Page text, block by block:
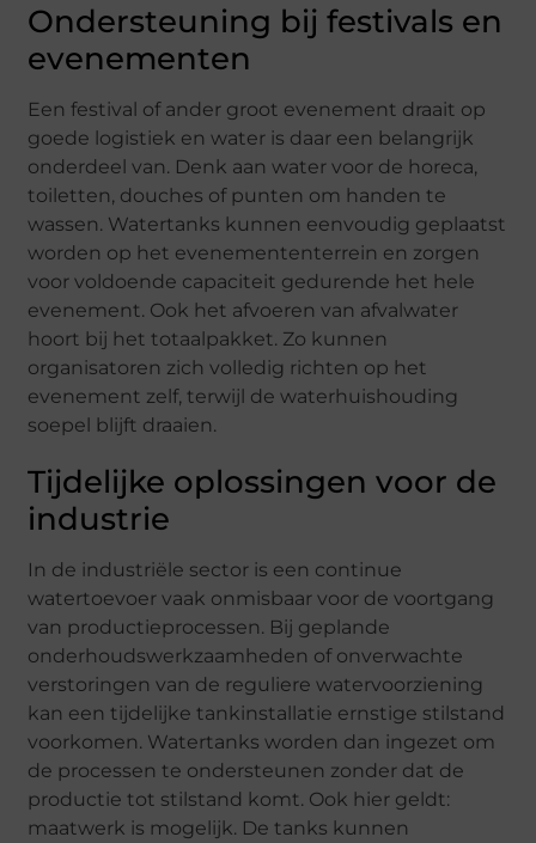
Ondersteuning bij festivals en
evenementen
Een festival of ander groot evenement draait op
goede logistiek en water is daar een belangrijk
onderdeel van. Denk aan water voor de horeca,
toiletten, douches of punten om handen te
wassen. Watertanks kunnen eenvoudig geplaatst
worden op het evenemententerrein en zorgen
voor voldoende capaciteit gedurende het hele
evenement. Ook het afvoeren van afvalwater
hoort bij het totaalpakket. Zo kunnen
organisatoren zich volledig richten op het
evenement zelf, terwijl de waterhuishouding
soepel blijft draaien.
Tijdelijke oplossingen voor de
industrie
In de industriële sector is een continue
watertoevoer vaak onmisbaar voor de voortgang
van productieprocessen. Bij geplande
onderhoudswerkzaamheden of onverwachte
verstoringen van de reguliere watervoorziening
kan een tijdelijke tankinstallatie ernstige stilstand
voorkomen. Watertanks worden dan ingezet om
de processen te ondersteunen zonder dat de
productie tot stilstand komt. Ook hier geldt:
maatwerk is mogelijk. De tanks kunnen